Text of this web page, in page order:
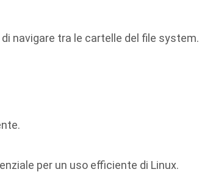
navigare tra le cartelle del file system.
per un uso efficiente di Linux.